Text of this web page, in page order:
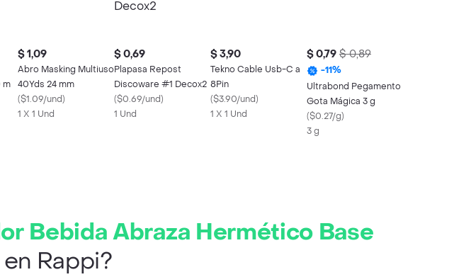
m
$ 1,09
Abro Masking Multiuso
40Yds 24 mm
($1.09/und)
1 X 1 Und
$ 0,69
Plapasa Repost
Discoware #1 Decox2
($0.69/und)
1 Und
$ 3,90
Tekno Cable Usb-C a
8Pin
($3.90/und)
1 X 1 Und
$ 0,79 $ 0,89
-11%
Ultrabond Pegamento
Gota Mágica 3 g
($0.27/g)
3 g
Bebida Abraza Hermético Base
en Rappi?